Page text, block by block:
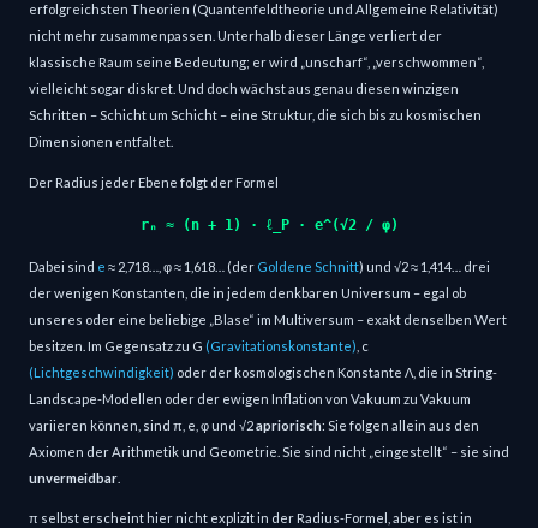
erfolgreichsten Theorien (Quantenfeldtheorie und Allgemeine Relativität)
nicht mehr zusammenpassen. Unterhalb dieser Länge verliert der
klassische Raum seine Bedeutung; er wird „unscharf“, „verschwommen“,
vielleicht sogar diskret. Und doch wächst aus genau diesen winzigen
Schritten – Schicht um Schicht – eine Struktur, die sich bis zu kosmischen
Dimensionen entfaltet.
Der Radius jeder Ebene folgt der Formel
rₙ ≈ (n + 1) ⋅ ℓ_P ⋅ e^(√2 / φ)
Dabei sind e ≈ 2,718…, φ ≈ 1,618… (der Goldene Schnitt) und √2 ≈ 1,414… drei
der wenigen Konstanten, die in jedem denkbaren Universum – egal ob
unseres oder eine beliebige „Blase“ im Multiversum – exakt denselben Wert
besitzen. Im Gegensatz zu G (Gravitationskonstante) , c
(Lichtgeschwindigkeit) oder der kosmologischen Konstante Λ, die in String-
Landscape-Modellen oder der ewigen Inflation von Vakuum zu Vakuum
variieren können, sind π, e, φ und √2apriorisch: Sie folgen allein aus den
Axiomen der Arithmetik und Geometrie. Sie sind nicht „eingestellt“ – sie sind
unvermeidbar
π selbst erscheint hier nicht explizit in der Radius-Formel, aber es ist in